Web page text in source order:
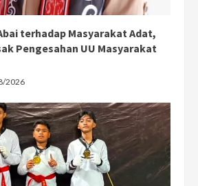
terhadap Masyarakat Adat,
Pengesahan UU Masyarakat
2026